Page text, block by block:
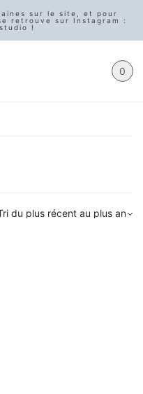
sur le site, et pour
retrouve sur Instagram :
!
0